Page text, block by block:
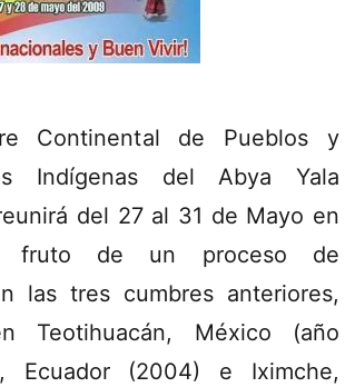
Continental de Pueblos y
Indígenas del Abya Yala
del 27 al 31 de Mayo en
fruto de un proceso de
las tres cumbres anteriores,
Teotihuacán, México (año
Ecuador (2004) e Iximche,